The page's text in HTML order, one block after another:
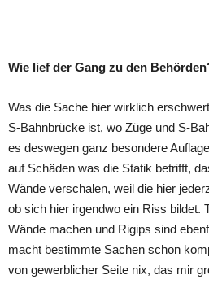
Wie lief der Gang zu den
Was die Sache hier wirklich
S-Bahnbrücke ist, wo Züge und S-
es deswegen ganz besondere
auf Schäden was die Statik betrifft,
Wände verschalen, weil die hier
ob sich hier irgendwo ein Riss bildet.
Wände machen und Rigips sind
macht bestimmte Sachen schon
von gewerblicher Seite nix, das mir